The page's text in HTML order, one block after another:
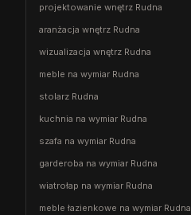
projektowanie wnętrz Rudna
aranżacja wnętrz Rudna
wizualizacja wnętrz Rudna
meble na wymiar Rudna
stolarz Rudna
kuchnia na wymiar Rudna
szafa na wymiar Rudna
garderoba na wymiar Rudna
wiatrołap na wymiar Rudna
meble łazienkowe na wymiar Rudna